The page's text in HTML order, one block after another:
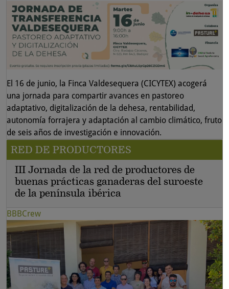
El 16 de junio, la Finca Valdesequera (CICYTEX) acogerá
una jornada para compartir avances en pastoreo
adaptativo, digitalización de la dehesa, rentabilidad,
autonomía forrajera y adaptación al cambio climático, fruto
de seis años de investigación e innovación.
RED DE PRODUCTORES
III Jornada de la red de productores de
buenas prácticas ganaderas del suroeste
de la península ibérica
BBBCrew